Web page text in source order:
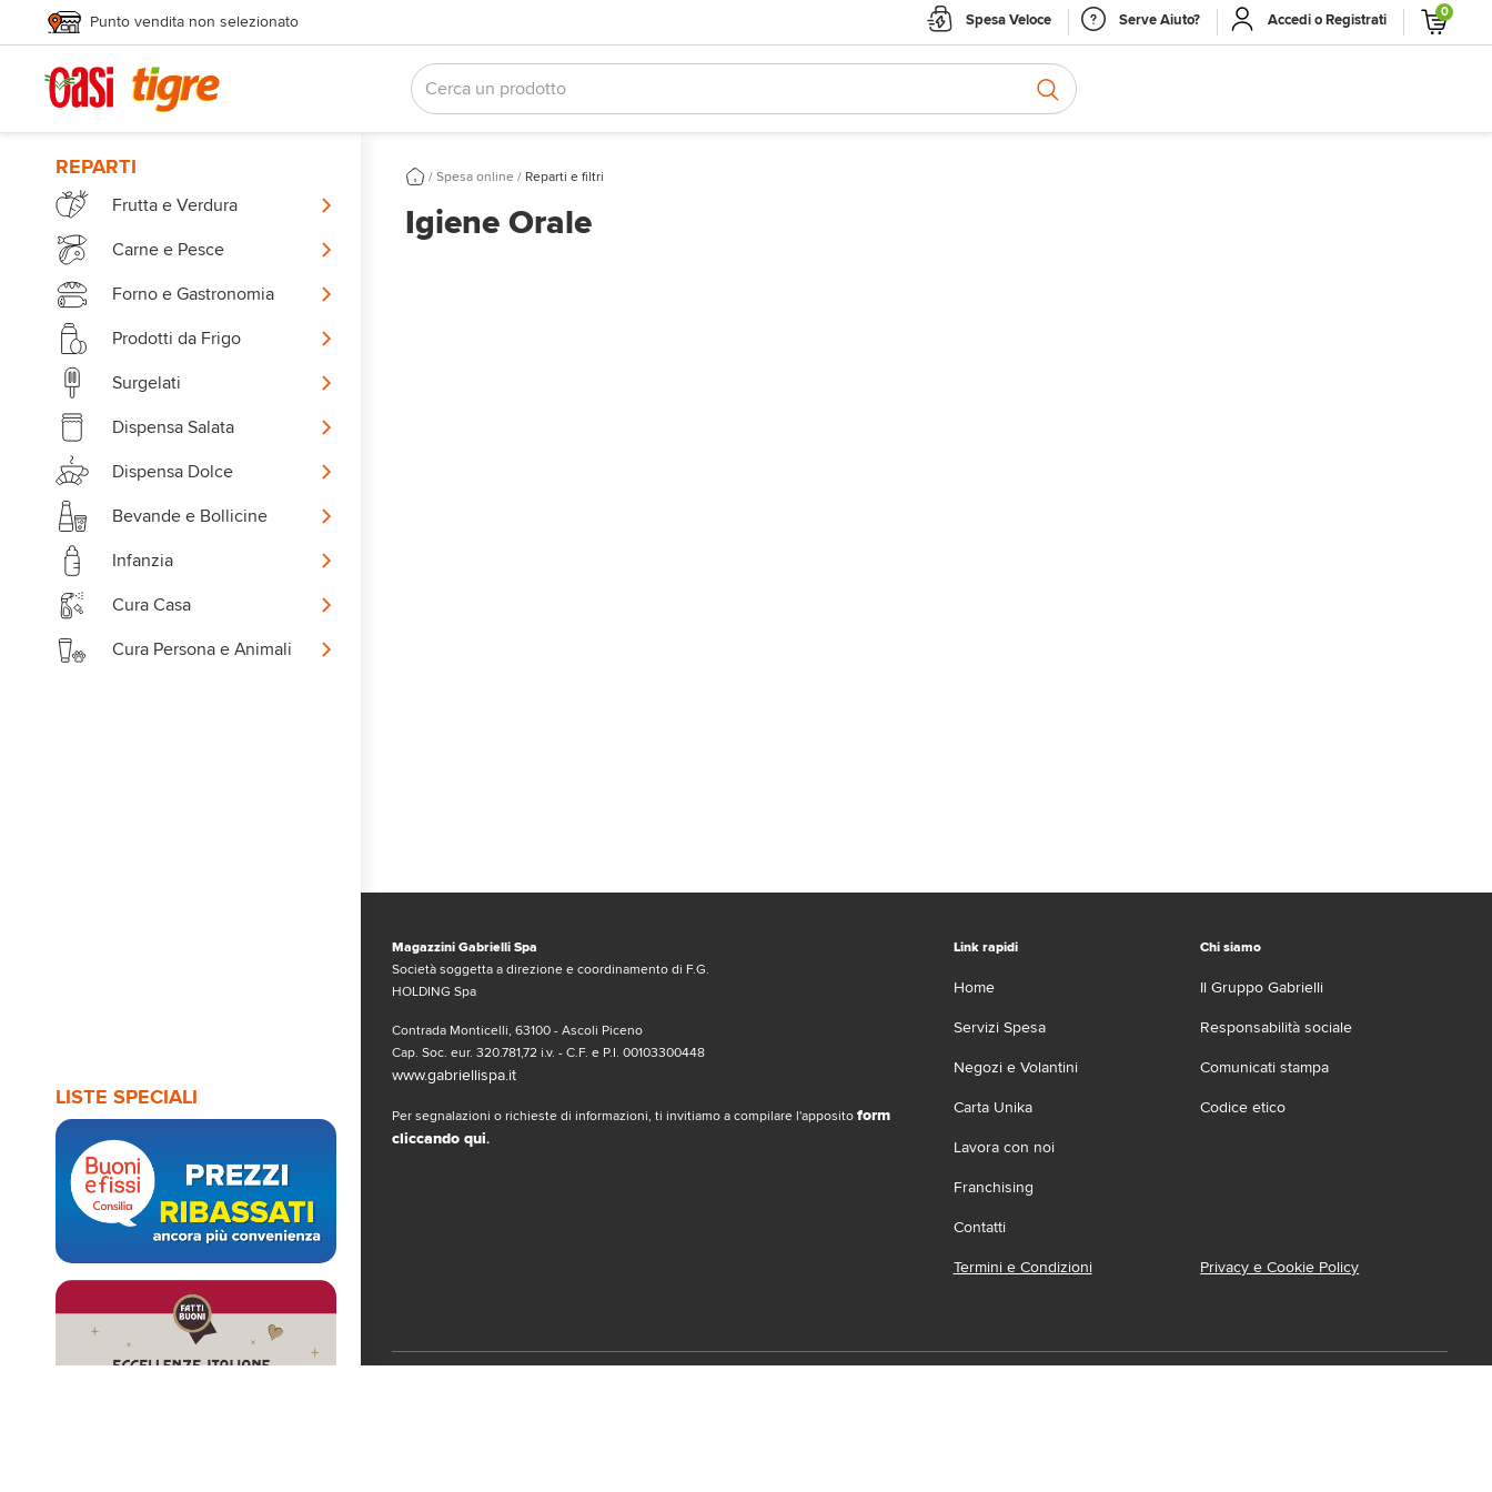
Punto vendita non selezionato Spesa Veloce Serve Aiuto? Accedi o Registrati 0
REPARTI
Frutta e Verdura
Carne e Pesce
Forno e Gastronomia
Prodotti da Frigo
Surgelati
Dispensa Salata
Dispensa Dolce
Bevande e Bollicine
Infanzia
Cura Casa
Cura Persona e Animali
LISTE SPECIALI
/ Spesa online / Reparti e filtri
Igiene Orale
Magazzini Gabrielli Spa
Società soggetta a direzione e coordinamento di F.G.
HOLDING Spa
Contrada Monticelli, 63100 - Ascoli Piceno
Cap. Soc. eur. 320.781,72 i.v. - C.F. e P.I. 00103300448
www.gabriellispa.it
Per segnalazioni o richieste di informazioni, ti invitiamo a compilare l'apposito form
cliccando qui.
Link rapidi
Home
Servizi Spesa
Negozi e Volantini
Carta Unika
Lavora con noi
Franchising
Contatti
Chi siamo
Il Gruppo Gabrielli
Responsabilità sociale
Comunicati stampa
Codice etico
Termini e Condizioni Privacy e Cookie Policy